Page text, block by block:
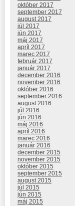
október 2017
september 2017
august 2017
júl 2017
jún 2017
máj 2017
apríl 2017
marec 2017
február 2017
január 2017
december 2016
november 2016
október 2016
september 2016
august 2016
júl 2016
jún 2016
máj 2016
apríl 2016
marec 2016
január 2016
december 2015
november 2015
október 2015
september 2015
august 2015
júl 2015
jún 2015
máj 2015